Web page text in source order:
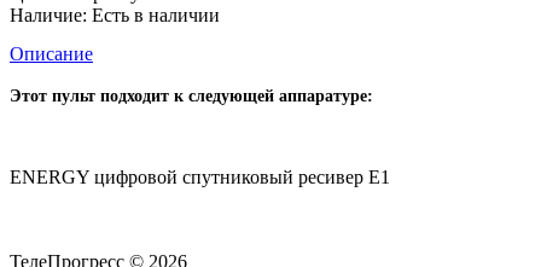
Наличие: Есть в наличии
Описание
Этот пульт подходит к следующей аппаратуре:
ENERGY цифровой спутниковый ресивер E1
ТелеПрогресс © 2026